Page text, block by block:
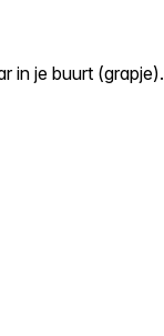
in je buurt (grapje).